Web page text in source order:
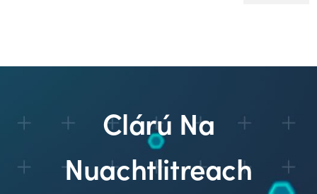
Clárú Na
Nuachtlitreach